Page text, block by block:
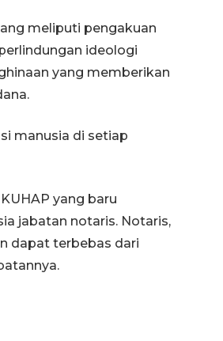
meliputi pengakuan
ideologi
yang memberikan
manusia di setiap
yang baru
jabatan notaris. Notaris,
dapat terbebas dari